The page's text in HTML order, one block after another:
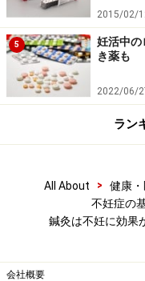
独自の鍼灸療法が確
本では伝統医学から
療技術があり、他国
ます。
伝統医学の代表とし
あり、現代西洋医学
では、経絡治療をベ
ある頭皮鍼の一種、
（直線偏光近赤外線
2015/02/
5
妊活中の
き薬も
2022/06/
ラン
All About > 健康
不妊症の
鍼灸は不妊に効果
会社概要